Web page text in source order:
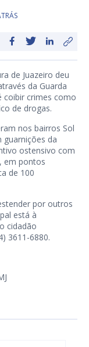
de Juazeiro deu
da Guarda
coibir crimes como
de drogas.
nos bairros Sol
guarnições da
ostensivo com
em pontos
de 100
por outros
está à
cidadão
3611-6880.